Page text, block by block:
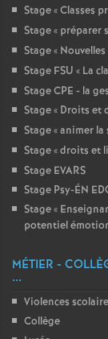
Stage «Classes
Stage « préparer
Stage «
Stage FSU « La
Stage CPE - la
Stage « Droits et
Stage «animer la
Stage «droits et
Stage EVARS
Stage Psy-ÉN
Stage «
potentiel
MÉTIER -
...
Violences
Collège